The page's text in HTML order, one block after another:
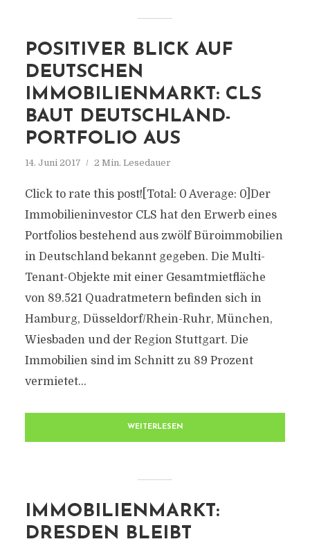
POSITIVER BLICK AUF
DEUTSCHEN
IMMOBILIENMARKT: CLS
BAUT DEUTSCHLAND-
PORTFOLIO AUS
14. Juni 2017 2 Min. Lesedauer
Click to rate this post![Total: 0 Average: 0]Der
Immobilieninvestor CLS hat den Erwerb eines
Portfolios bestehend aus zwölf Büroimmobilien
in Deutschland bekannt gegeben. Die Multi-
Tenant-Objekte mit einer Gesamtmietfläche
von 89.521 Quadratmetern befinden sich in
Hamburg, Düsseldorf/Rhein-Ruhr, München,
Wiesbaden und der Region Stuttgart. Die
Immobilien sind im Schnitt zu 89 Prozent
vermietet...
WEITERLESEN
IMMOBILIENMARKT:
DRESDEN BLEIBT